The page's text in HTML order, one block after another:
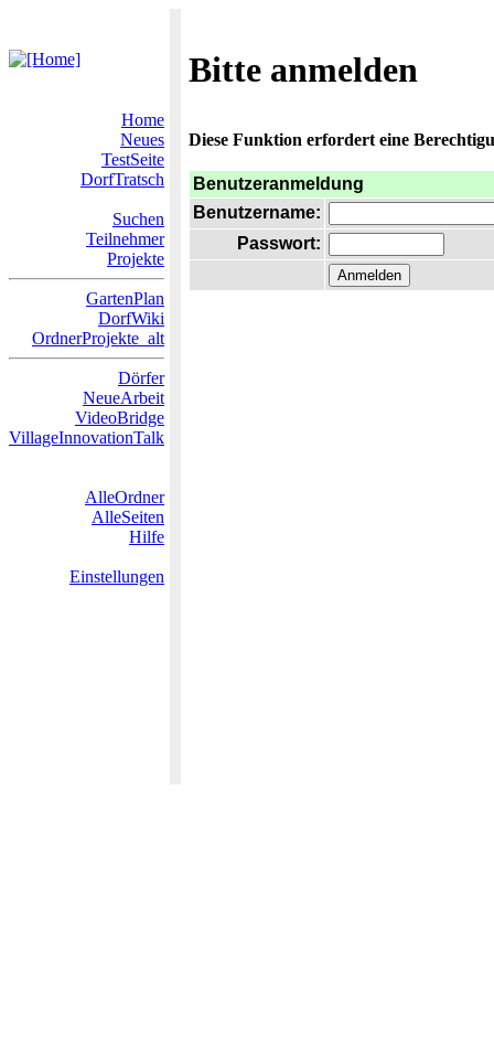
Bitte anmelden
Home
Neues
TestSeite
DorfTratsch
Suchen
Teilnehmer
Projekte
GartenPlan
DorfWiki
OrdnerProjekte_alt
Dörfer
NeueArbeit
VideoBridge
VillageInnovationTalk
AlleOrdner
AlleSeiten
Hilfe
Einstellungen
Diese Funktion erfordert eine
Benutzeranmeldung
Benutzername:
Passwort: